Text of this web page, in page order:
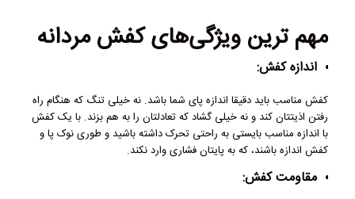
مهم ترین ویژگی‌های کفش مردانه
اندازه کفش:
کفش مناسب باید دقیقا اندازه پای شما باشد. نه خیلی تنگ که هنگام راه
رفتن اذیتتان کند و نه خیلی گشاد که تعادلتان را به هم بزند. با یک کفش
با اندازه مناسب بایستی به راحتی تحرک داشته باشید و طوری نوک پا و
کفش اندازه باشند، که به پایتان فشاری وارد نکند.
مقاومت کفش: